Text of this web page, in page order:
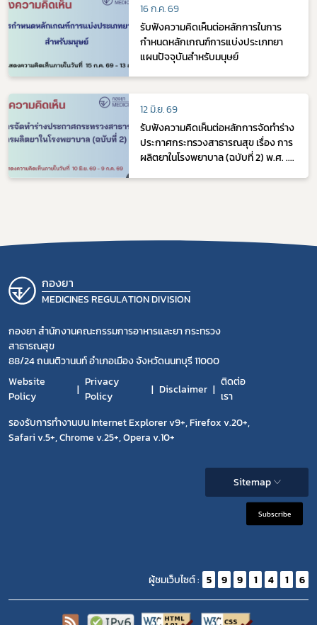
16 ก.ค. 69
รับฟังความคิดเห็นต่อหลักการในการ
กำหนดหลักเกณฑ์การแบ่งประเภทยา
แผนปัจจุบันสำหรับมนุษย์
12 มิ.ย. 69
รับฟังความคิดเห็นต่อหลักการจัดทำร่าง
ประกาศกระทรวงสาธารณสุข เรื่อง การ
ผลิตยาในโรงพยาบาล (ฉบับที่ 2) พ.ศ. ....
กองยา
MEDICINES REGULATION DIVISION
กองยา สำนักงานคณะกรรมการอาหารและยา กระทรวง
สาธารณสุข
88/24 ถนนติวานนท์ อำเภอเมือง จังหวัดนนทบุรี 11000
Website
Policy
Privacy
Policy
Disclaimer
ติดต่อ
เรา
รองรับการทำงานบน Internet Explorer v9+, Firefox v.20+,
Safari v.5+, Chrome v.25+, Opera v.10+
Sitemap
Subscribe
ผู้ชมเว็บไซต์ : 5 9 9 1 4 1 6